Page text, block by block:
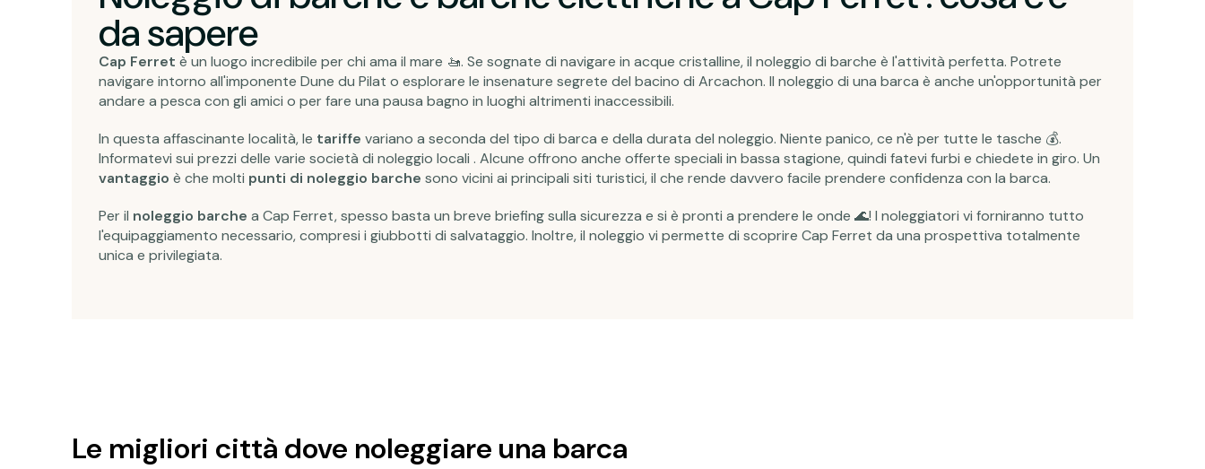
da sapere
Cap Ferret è un luogo incredibile per chi ama il mare 🚤. Se sognate di navigare in acque cristalline, il noleggio di barche è l'attività perfetta. Potrete
navigare intorno all'imponente Dune du Pilat o esplorare le insenature segrete del bacino di Arcachon. Il noleggio di una barca è anche un'opportunità per
andare a pesca con gli amici o per fare una pausa bagno in luoghi altrimenti inaccessibili.
In questa affascinante località, le tariffe variano a seconda del tipo di barca e della durata del noleggio. Niente panico, ce n'è per tutte le tasche 💰.
Informatevi sui prezzi delle varie società di noleggio locali . Alcune offrono anche offerte speciali in bassa stagione, quindi fatevi furbi e chiedete in giro. Un
vantaggio è che molti punti di noleggio barche sono vicini ai principali siti turistici, il che rende davvero facile prendere confidenza con la barca.
Per il noleggio barche a Cap Ferret, spesso basta un breve briefing sulla sicurezza e si è pronti a prendere le onde 🌊! I noleggiatori vi forniranno tutto
l'equipaggiamento necessario, compresi i giubbotti di salvataggio. Inoltre, il noleggio vi permette di scoprire Cap Ferret da una prospettiva totalmente
unica e privilegiata.
Le migliori città dove noleggiare una barca